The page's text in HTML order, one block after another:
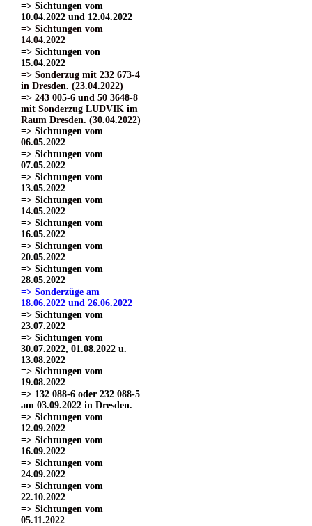
=> Sichtungen vom
10.04.2022 und 12.04.2022
=> Sichtungen vom
14.04.2022
=> Sichtungen von
15.04.2022
=> Sonderzug mit 232 673-4
in Dresden. (23.04.2022)
=> 243 005-6 und 50 3648-8
mit Sonderzug LUDVIK im
Raum Dresden. (30.04.2022)
=> Sichtungen vom
06.05.2022
=> Sichtungen vom
07.05.2022
=> Sichtungen vom
13.05.2022
=> Sichtungen vom
14.05.2022
=> Sichtungen vom
16.05.2022
=> Sichtungen vom
20.05.2022
=> Sichtungen vom
28.05.2022
=> Sonderzüge am
18.06.2022 und 26.06.2022
=> Sichtungen vom
23.07.2022
=> Sichtungen vom
30.07.2022, 01.08.2022 u.
13.08.2022
=> Sichtungen vom
19.08.2022
=> 132 088-6 oder 232 088-5
am 03.09.2022 in Dresden.
=> Sichtungen vom
12.09.2022
=> Sichtungen vom
16.09.2022
=> Sichtungen vom
24.09.2022
=> Sichtungen vom
22.10.2022
=> Sichtungen vom
05.11.2022